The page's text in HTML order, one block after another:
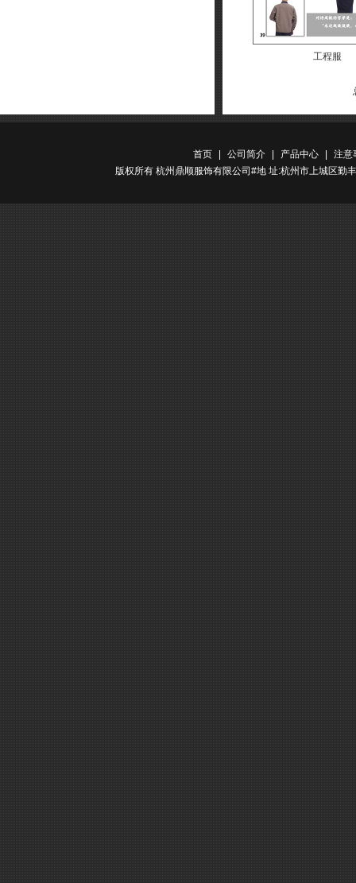
工程服
首页 公司简介 产品中心
注意
版权所有 杭州鼎顺服饰有限公司#地 址:杭州市上城区